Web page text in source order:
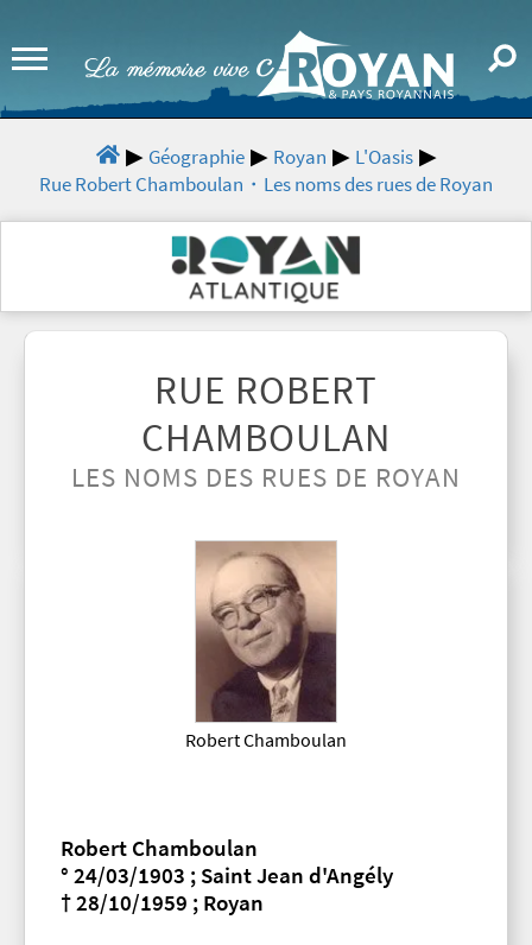
Géographie Royan
L'Oasis
Rue Robert Chamboulan・Les noms des rues de Royan
RUE ROBERT
CHAMBOULAN
LES NOMS DES RUES DE ROYAN
Robert Chamboulan
Robert Chamboulan
° 24/03/1903 ; Saint Jean d'Angély
† 28/10/1959 ; Royan